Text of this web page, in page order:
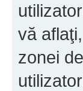
vă
zonei